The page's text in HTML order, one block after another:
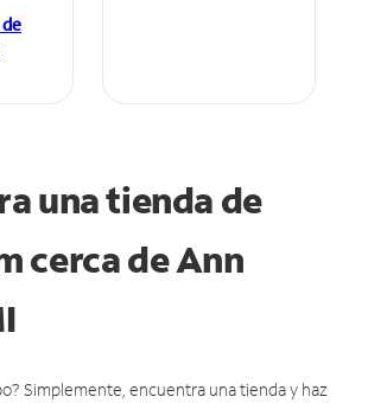
una tienda de
cerca de Ann
Simplemente, encuentra una tienda y haz